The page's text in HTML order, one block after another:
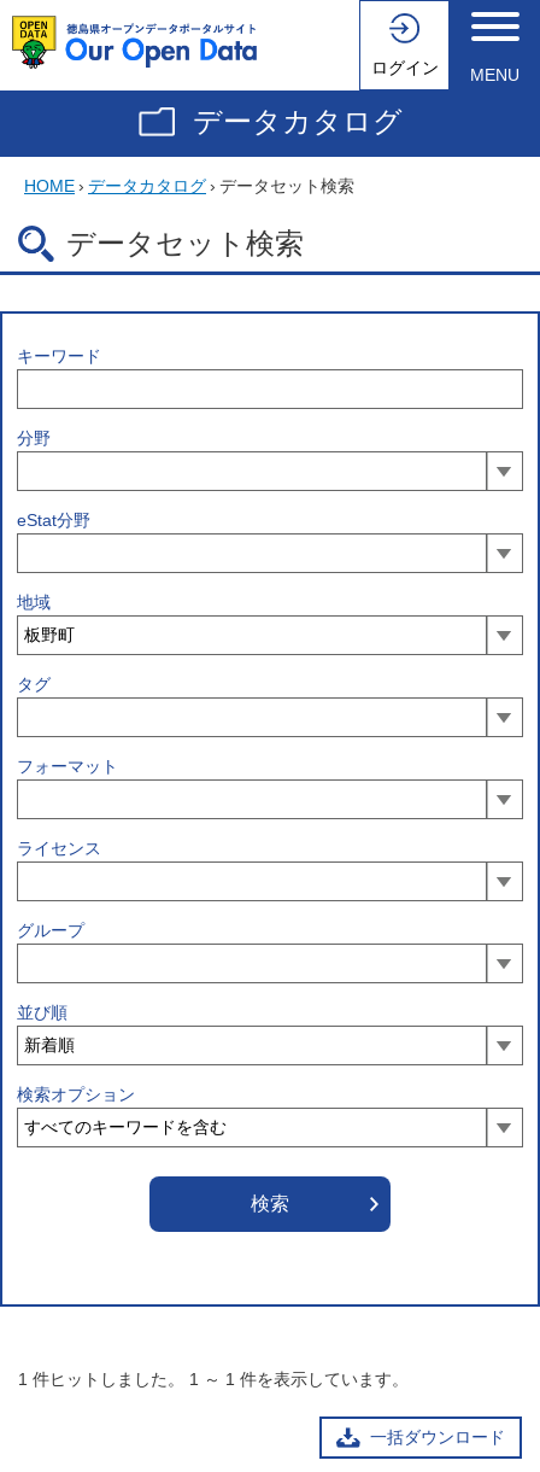
ログイン MENU
データカタログ
HOME› データカタログ› データセット検索
データセット検索
キーワード
分野
eStat分野
地域
タグ
フォーマット
ライセンス
グループ
並び順
検索オプション
1 件ヒットしました。 1 ～ 1 件を表示しています。
一括ダウンロード